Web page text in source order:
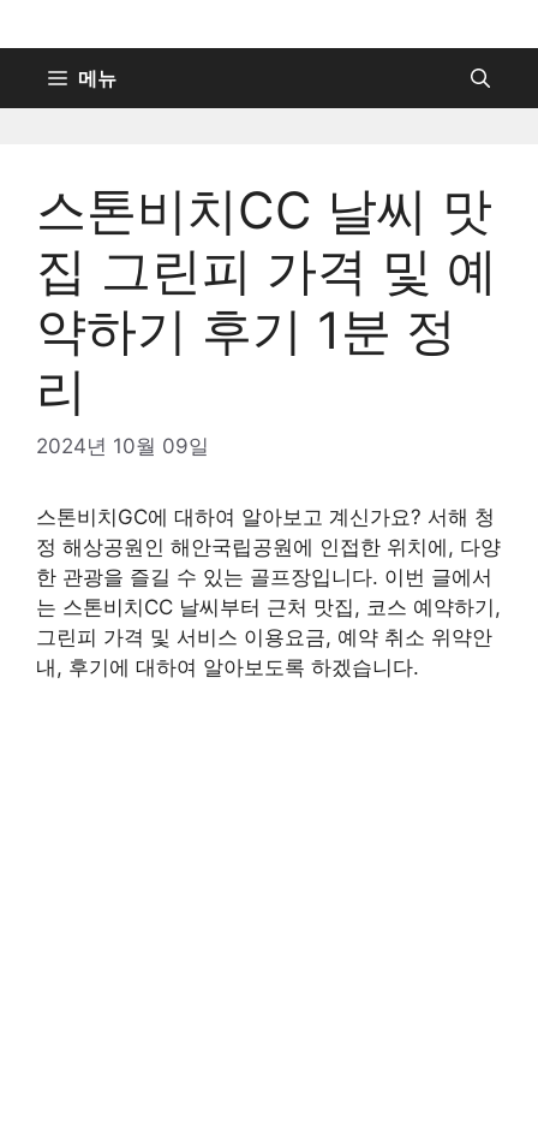
텐
로
메뉴
스톤비치CC 날씨 맛
집 그린피 가격 및 예
약하기 후기 1분 정
리
2024년 10월 09일
스톤비치GC에 대하여 알아보고 계신가요? 서해 청
정 해상공원인 해안국립공원에 인접한 위치에, 다양
한 관광을 즐길 수 있는 골프장입니다. 이번 글에서
는 스톤비치CC 날씨부터 근처 맛집, 코스 예약하기,
그린피 가격 및 서비스 이용요금, 예약 취소 위약안
내, 후기에 대하여 알아보도록 하겠습니다.